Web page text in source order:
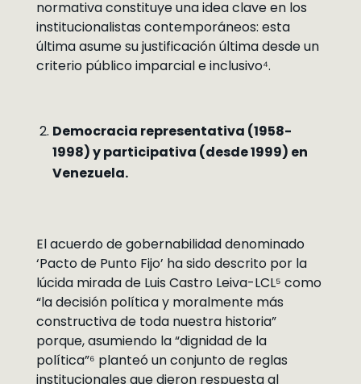
normativa constituye una idea clave en los
institucionalistas contemporáneos: esta
última asume su justificación última desde un
criterio público imparcial e inclusivo⁴.
Democracia representativa (1958-
1998) y participativa (desde 1999) en
Venezuela.
El acuerdo de gobernabilidad denominado
‘Pacto de Punto Fijo’ ha sido descrito por la
lúcida mirada de Luis Castro Leiva-LCL⁵ como
“la decisión política y moralmente más
constructiva de toda nuestra historia”
porque, asumiendo la “dignidad de la
política”⁶ planteó un conjunto de reglas
institucionales que dieron respuesta al